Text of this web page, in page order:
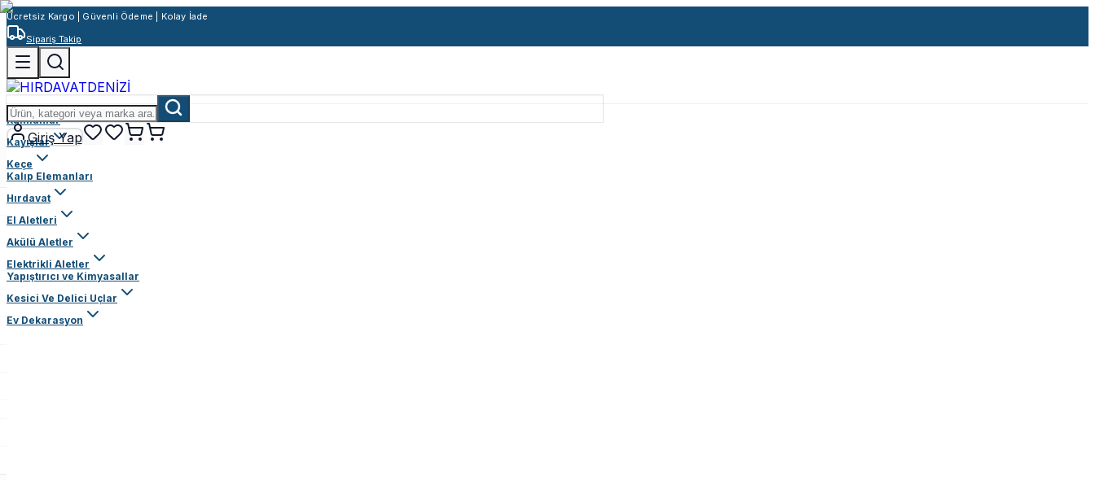
Ücretsiz Kargo | Güvenli Ödeme | Kolay İade
Sipariş Takip
Giriş Yap
Rulmanlar
Kayışlar
Keçe
Kalıp Elemanları
Hırdavat
El Aletleri
Akülü Aletler
Elektrikli Aletler
Yapıştırıcı ve Kimyasallar
Kesici Ve Delici Uçlar
Ev Dekarasyon